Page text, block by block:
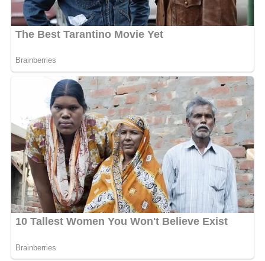
melawan Kabupaten Hulu Sungai Utara (HSU). Kegiatan ini
juga mendapat dukungan penuh dari PSSI Kalimantan
Selatan, KONI Kalimantan Selatan, serta berbagai
bersama dalam memajukan sepak bola dan melahirkan
generasi atlet berprestasi di Banua. [adv/adpim]
Views: 15
Bagikan ke
WhatsApp 0 Facebook 0
Messenger 0 Twitter/X